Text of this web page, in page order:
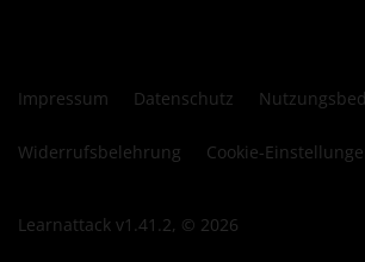
Impressum Datenschutz
Widerrufsbelehrung Cookie-
Learnattack v1.41.2, © 2026